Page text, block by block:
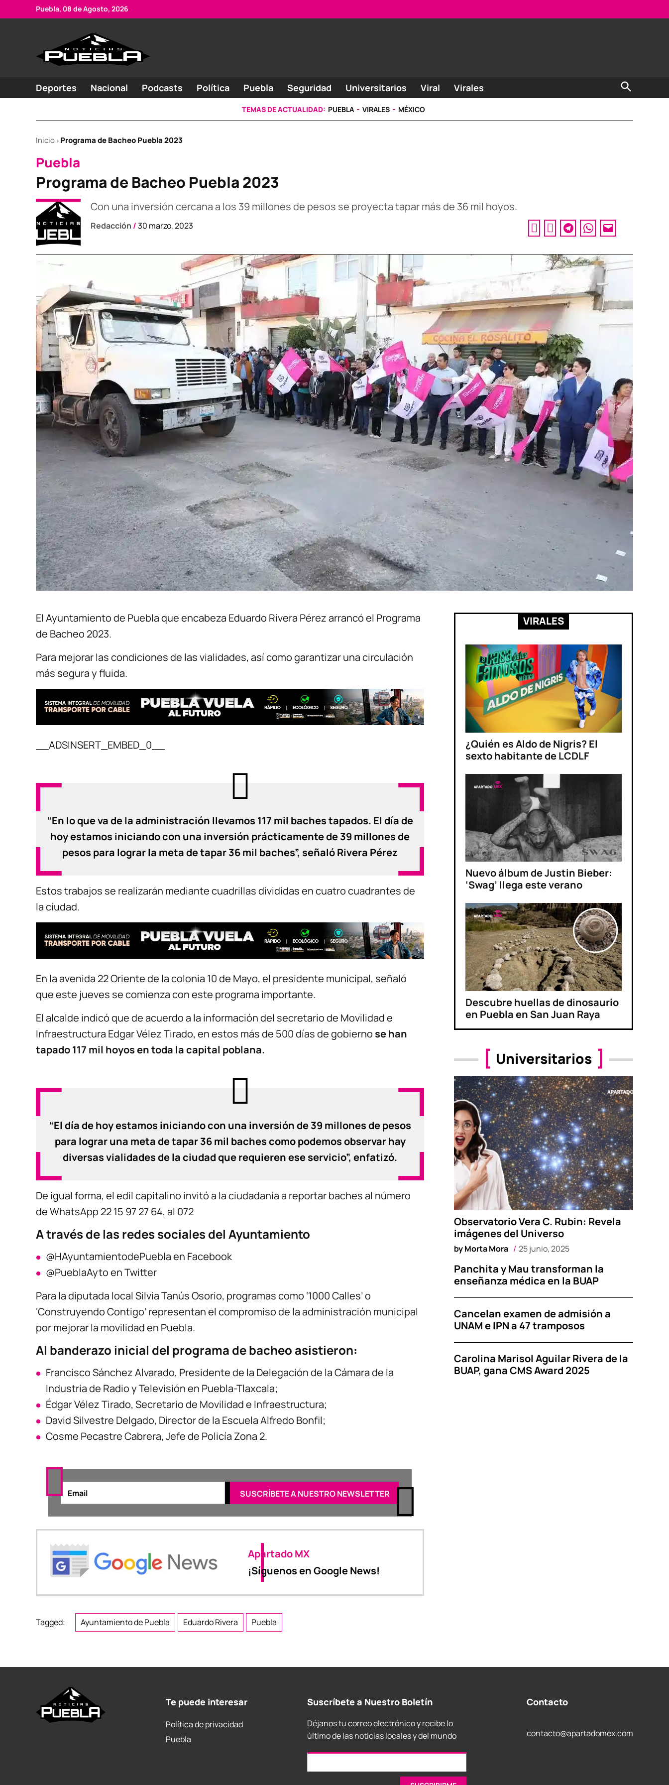
Puebla, 08 de Agosto, 2026
noticias
Deportes Nacional Podcasts Política Puebla Seguridad Universitarios Viral Virales
Open
Search
TEMAS DE ACTUALIDAD: PUEBLA VIRALES MÉXICO
Inicio > Programa de Bacheo Puebla 2023
POSTED
IN
Puebla
Programa de Bacheo Puebla 2023
Con una inversión cercana a los 39 millones de pesos se proyecta tapar más de 36 mil hoyos.
Redacción /30 marzo, 2023
El Ayuntamiento de Puebla que encabeza Eduardo Rivera Pérez arrancó el Programa
de Bacheo 2023.
Para mejorar las condiciones de las vialidades, así como garantizar una circulación
más segura y fluida.
__ADSINSERT_EMBED_0__
“En lo que va de la administración llevamos 117 mil baches tapados. El día de
hoy estamos iniciando con una inversión prácticamente de 39 millones de
pesos para lograr la meta de tapar 36 mil baches”, señaló Rivera Pérez
Estos trabajos se realizarán mediante cuadrillas divididas en cuatro cuadrantes de
la ciudad.
En la avenida 22 Oriente de la colonia 10 de Mayo, el presidente municipal, señaló
que este jueves se comienza con este programa importante.
El alcalde indicó que de acuerdo a la información del secretario de Movilidad e
Infraestructura Edgar Vélez Tirado, en estos más de 500 días de gobierno se han
tapado 117 mil hoyos en toda la capital poblana.
“El día de hoy estamos iniciando con una inversión de 39 millones de pesos
para lograr una meta de tapar 36 mil baches como podemos observar hay
diversas vialidades de la ciudad que requieren ese servicio”, enfatizó.
De igual forma, el edil capitalino invitó a la ciudadanía a reportar baches al número
de WhatsApp 22 15 97 27 64, al 072
A través de las redes sociales del Ayuntamiento
@HAyuntamientodePuebla en Facebook
@PueblaAyto en Twitter
Para la diputada local Silvia Tanús Osorio, programas como ‘1000 Calles’ o
‘Construyendo Contigo’ representan el compromiso de la administración municipal
por mejorar la movilidad en Puebla.
Al banderazo inicial del programa de bacheo asistieron:
Francisco Sánchez Alvarado, Presidente de la Delegación de la Cámara de la
Industria de Radio y Televisión en Puebla-Tlaxcala;
Édgar Vélez Tirado, Secretario de Movilidad e Infraestructura;
David Silvestre Delgado, Director de la Escuela Alfredo Bonfil;
Cosme Pecastre Cabrera, Jefe de Policía Zona 2.
Apartado MX
¡Síguenos en Google News!
Tagged: Ayuntamiento de Puebla Eduardo Rivera Puebla
VIRALES
¿Quién es Aldo de Nigris? El
sexto habitante de LCDLF
Nuevo álbum de Justin Bieber:
‘Swag’ llega este verano
Descubre huellas de dinosaurio
en Puebla en San Juan Raya
Universitarios
Observatorio Vera C. Rubin: Revela
imágenes del Universo
byMorta Mora 25 junio, 2025
Panchita y Mau transforman la
enseñanza médica en la BUAP
Cancelan examen de admisión a
UNAM e IPN a 47 tramposos
Carolina Marisol Aguilar Rivera de la
BUAP, gana CMS Award 2025
Te puede interesar
Política de privacidad
Puebla
Suscríbete a Nuestro Boletín
Déjanos tu correo electrónico y recibe lo
último de las noticias locales y del mundo
Contacto
contacto@apartadomex.com